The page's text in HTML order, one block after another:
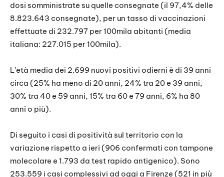
dosi somministrate su quelle consegnate (il 97,4% delle
8.823.643 consegnate), per un tasso di vaccinazioni
effettuate di 232.797 per 100mila abitanti (media
italiana: 227.015 per 100mila).
L’età media dei 2.699 nuovi positivi odierni è di 39 anni
circa (25% ha meno di 20 anni, 24% tra 20 e 39 anni,
30% tra 40 e 59 anni, 15% tra 60 e 79 anni, 6% ha 80
anni o più).
Di seguito i casi di positività sul territorio con la
variazione rispetto a ieri (906 confermati con tampone
molecolare e 1.793 da test rapido antigenico). Sono
253.559 i casi complessivi ad oggi a Firenze (521 in più